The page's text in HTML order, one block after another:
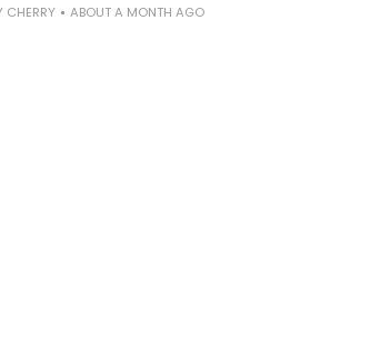
CHERRY ABOUT A MONTH AGO